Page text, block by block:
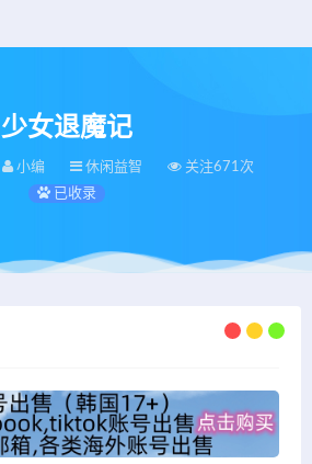
少女退魔记
小编 休闲益智
关注671次
已收录